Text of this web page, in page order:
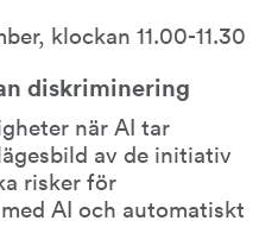
klockan 11.00-11.30
diskriminering
när AI tar
av de initiativ
risker för
AI och automatiskt